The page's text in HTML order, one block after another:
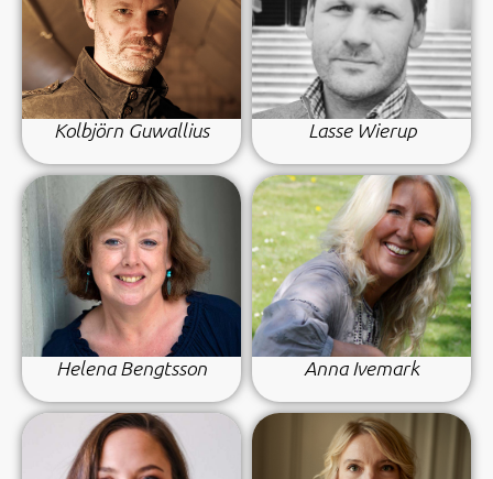
Kolbjörn Guwallius Lasse Wierup
Helena Bengtsson Anna Ivemark